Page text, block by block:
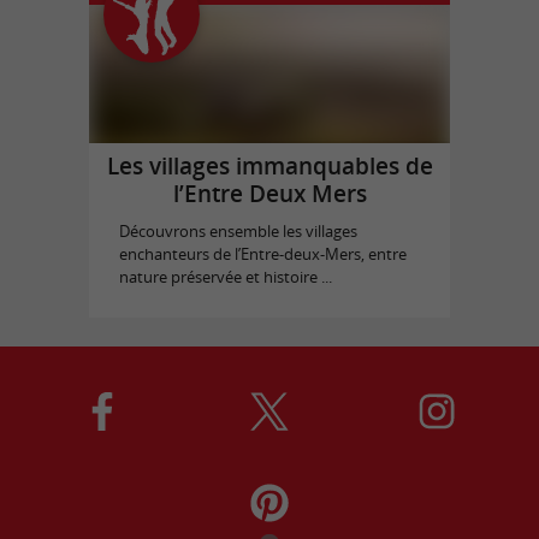
Les villages immanquables de
l’Entre Deux Mers
Découvrons ensemble les villages
enchanteurs de l’Entre-deux-Mers, entre
nature préservée et histoire ...